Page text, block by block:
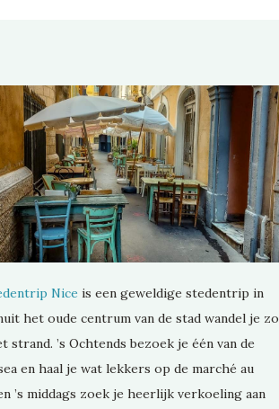
Nice is een geweldige stedentrip in
het oude centrum van de stad wandel je zo
strand. ’s Ochtends bezoek je één van de
en haal je wat lekkers op de marché au
’s middags zoek je heerlijk verkoeling aan